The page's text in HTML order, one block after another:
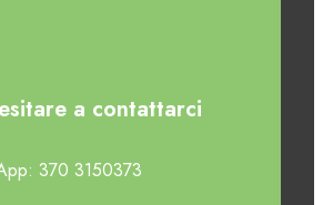
a contattarci
370 3150373